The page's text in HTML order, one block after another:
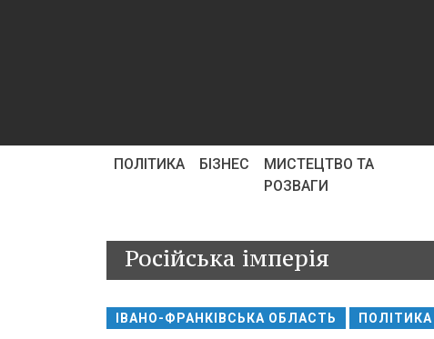
ПОЛІТИКА БІЗНЕС
МИСТЕЦТВО ТА
РОЗВАГИ
Російська імперія
ІВАНО-ФРАНКІВСЬКА ОБЛАСТЬ ПОЛІТИКА